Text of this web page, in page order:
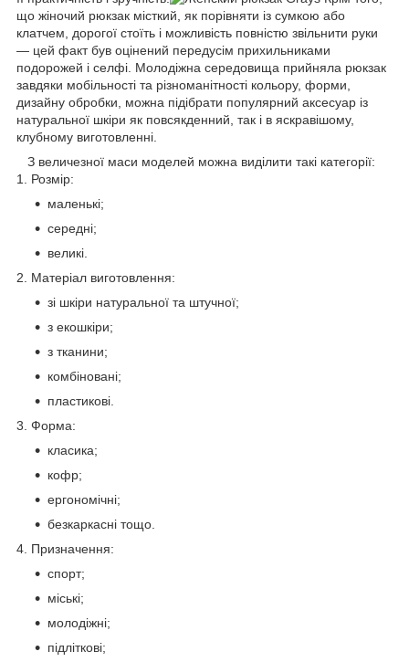
що жіночий рюкзак місткий, як порівняти із сумкою або
клатчем, дорогої стоїть і можливість повністю звільнити руки
— цей факт був оцінений передусім прихильниками
подорожей і селфі. Молодіжна середовища прийняла рюкзак
завдяки мобільності та різноманітності кольору, форми,
дизайну обробки, можна підібрати популярний аксесуар із
натуральної шкіри як повсякденний, так і в яскравішому,
клубному виготовленні.
З величезної маси моделей можна виділити такі категорії:
1. Розмір:
маленькі;
середні;
великі.
2. Матеріал виготовлення:
зі шкіри натуральної та штучної;
з екошкіри;
з тканини;
комбіновані;
пластикові.
3. Форма:
класика;
кофр;
ергономічні;
безкаркасні тощо.
4. Призначення:
спорт;
міські;
молодіжні;
підліткові;